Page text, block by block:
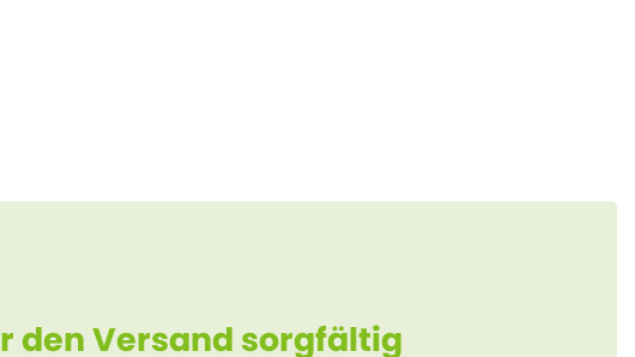
den Versand sorgfältig